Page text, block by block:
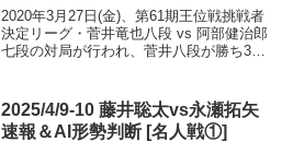
2020年3月27日(金)、第61期王位戦挑戦者
決定リーグ・菅井竜也八段 vs 阿部健治郎
七段の対局が行われ、菅井八段が勝ち3勝
善治九段の3人に絞られた。4/10...
2025/4/9-10 藤井聡太vs永瀬拓矢
速報＆AI形勢判断 [名人戦①]